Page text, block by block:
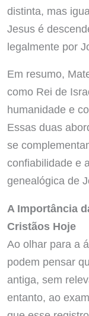
distinta, mas
Jesus é
legalmente por
Em resumo,
como Rei de
humanidade e
Essas duas
se
confiabilidade e
genealógica de
A Importância
Cristãos Hoje
Ao olhar para a
podem pensar
antiga, sem
entanto, ao